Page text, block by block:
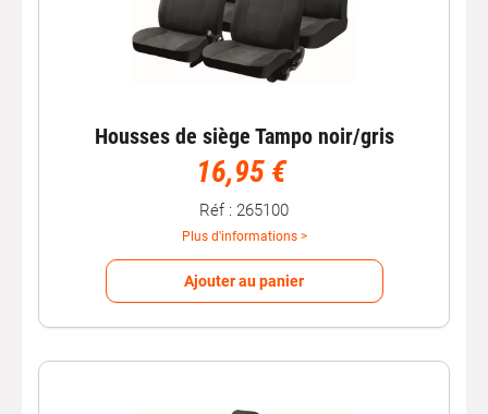
Housses de siège Tampo noir/gris
16,95 €
Réf : 265100
Plus d'informations >
Ajouter au panier